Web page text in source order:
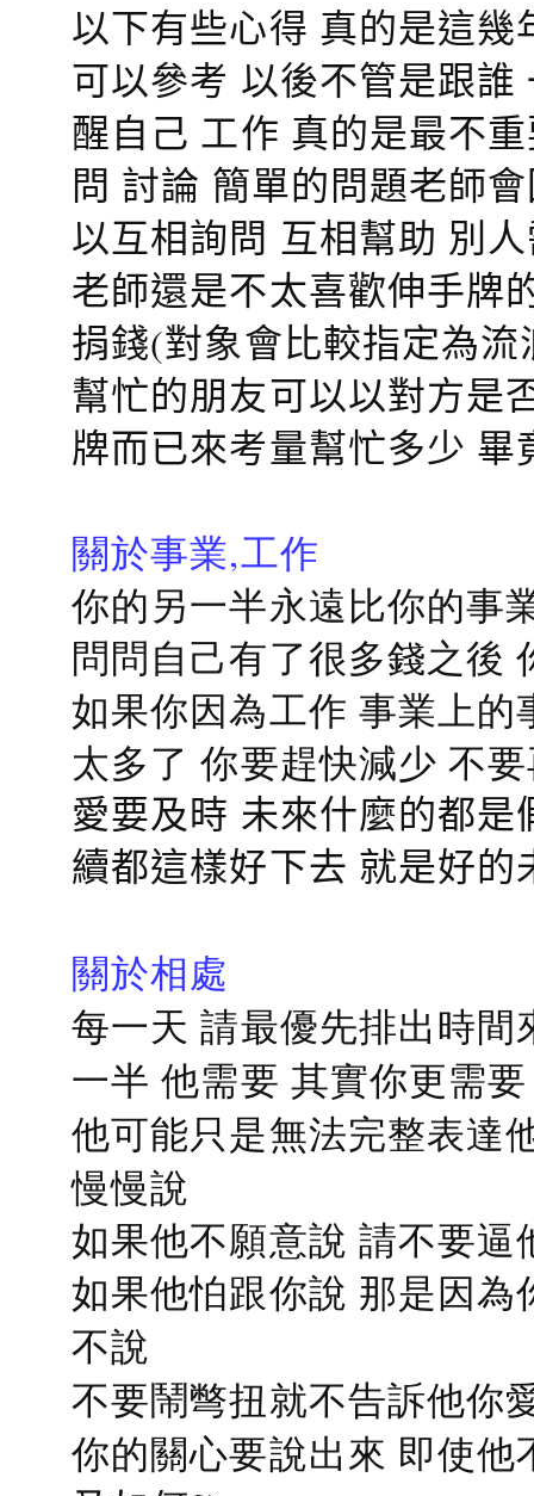
以下有些心得 真的是這
可以參考 以後不管是跟
醒自己 工作 真的是最不
問 討論 簡單的問題老師
以互相詢問 互相幫助 別
老師還是不太喜歡伸手牌
捐錢(對象會比較指定為
幫忙的朋友可以以對方是
牌而已來考量幫忙多少
關於事業,工作
你的另一半永遠比你的事
問問自己有了很多錢之後
如果你因為工作 事業上
太多了 你要趕快減少 不
愛要及時 未來什麼的都
續都這樣好下去 就是好的
關於相處
每一天 請最優先排出時
一半 他需要 其實你更需要
他可能只是無法完整表達
慢慢說
如果他不願意說 請不要逼
如果他怕跟你說 那是因
不說
不要鬧彆扭就不告訴他你
你的關心要說出來 即使